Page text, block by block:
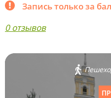
Запись только за
0 отзывов